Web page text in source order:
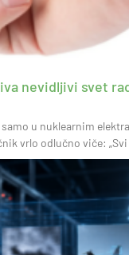
nevidljivi svet
u nuklearnim
vrlo odlučno viče: „Svi